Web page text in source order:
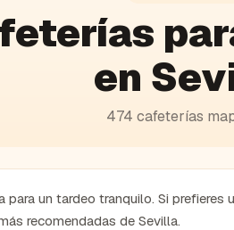
en
474 cafeterías
para un tardeo tranquilo. Si
recomendadas de Sevilla.